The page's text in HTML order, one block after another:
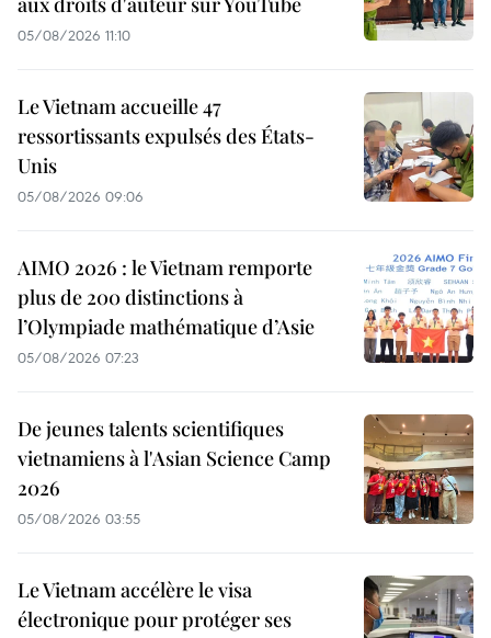
05/08/2026 11:10
Le Vietnam accueille 47
ressortissants expulsés des États-
Unis
05/08/2026 09:06
AIMO 2026 : le Vietnam remporte
plus de 200 distinctions à
l’Olympiade mathématique d’Asie
05/08/2026 07:23
De jeunes talents scientifiques
vietnamiens à l'Asian Science Camp
2026
05/08/2026 03:55
Le Vietnam accélère le visa
électronique pour protéger ses